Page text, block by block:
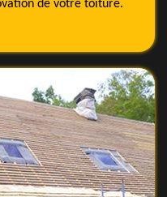
de votre toiture.